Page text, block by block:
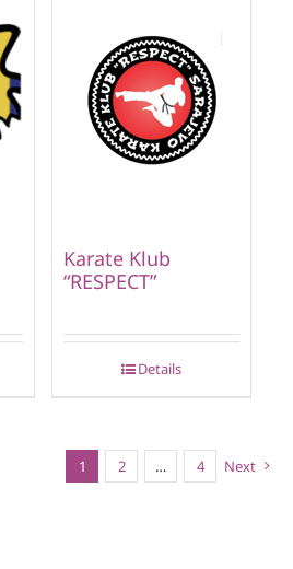
Karate Klub
“RESPECT”
Details
1 2 … 4 Next